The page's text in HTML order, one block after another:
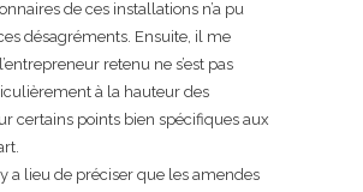
de ces installations n’a pu
désagréments. Ensuite, il me
retenu ne s’est pas
à la hauteur des
certains points bien spécifiques aux
y a lieu de préciser que les amendes